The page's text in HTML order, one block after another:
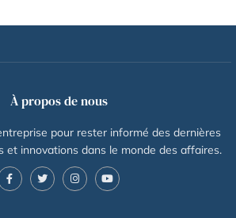
À propos de nous
pour rester informé des dernières
et innovations dans le monde des affaires.